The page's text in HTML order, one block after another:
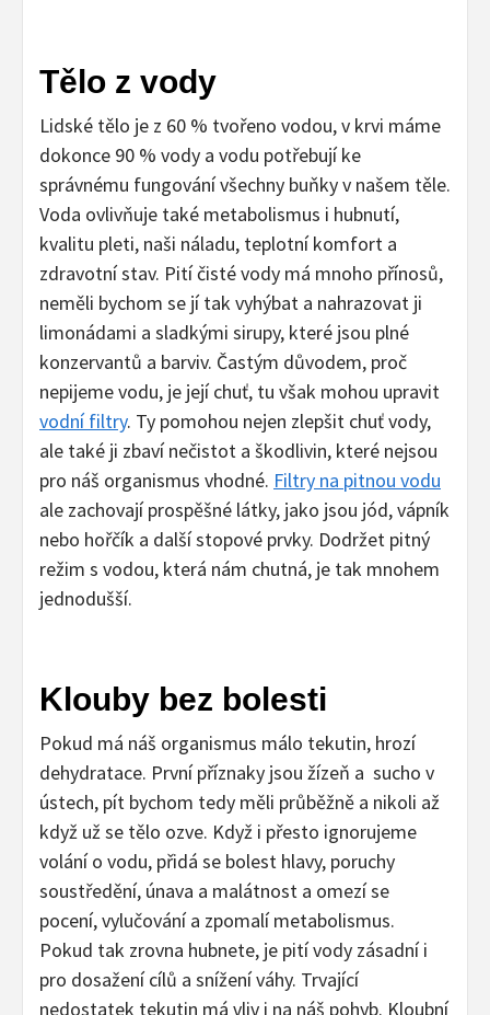
Tělo z vody
Lidské tělo je z 60 % tvořeno vodou, v krvi máme
dokonce 90 % vody a vodu potřebují ke
správnému fungování všechny buňky v našem těle.
Voda ovlivňuje také metabolismus i hubnutí,
kvalitu pleti, naši náladu, teplotní komfort a
zdravotní stav. Pití čisté vody má mnoho přínosů,
neměli bychom se jí tak vyhýbat a nahrazovat ji
limonádami a sladkými sirupy, které jsou plné
konzervantů a barviv. Častým důvodem, proč
nepijeme vodu, je její chuť, tu však mohou upravit
vodní filtry. Ty pomohou nejen zlepšit chuť vody,
ale také ji zbaví nečistot a škodlivin, které nejsou
pro náš organismus vhodné. Filtry na pitnou vodu
ale zachovají prospěšné látky, jako jsou jód, vápník
nebo hořčík a další stopové prvky. Dodržet pitný
režim s vodou, která nám chutná, je tak mnohem
jednodušší.
Klouby bez bolesti
Pokud má náš organismus málo tekutin, hrozí
dehydratace. První příznaky jsou žízeň a sucho v
ústech, pít bychom tedy měli průběžně a nikoli až
když už se tělo ozve. Když i přesto ignorujeme
volání o vodu, přidá se bolest hlavy, poruchy
soustředění, únava a malátnost a omezí se
pocení, vylučování a zpomalí metabolismus.
Pokud tak zrovna hubnete, je pití vody zásadní i
pro dosažení cílů a snížení váhy. Trvající
nedostatek tekutin má vliv i na náš pohyb. Kloubní